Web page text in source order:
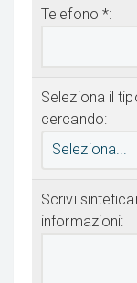
Telefono *:
Seleziona il
cercando:
Seleziona...
Scrivi
informazioni: